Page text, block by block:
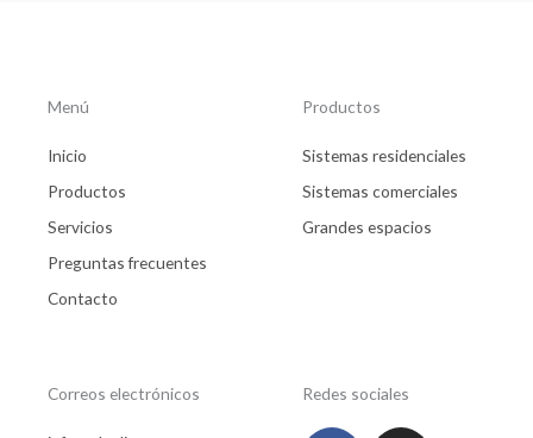
Menú
Inicio
Productos
Servicios
Preguntas frecuentes
Contacto
Productos
Sistemas residenciales
Sistemas comerciales
Grandes espacios
Correos electrónicos Redes sociales